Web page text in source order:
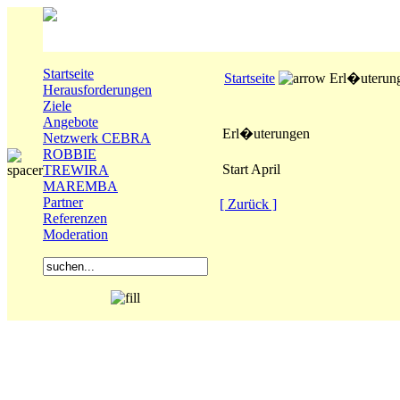
Startseite
Herausforderungen
Ziele
Angebote
Netzwerk CEBRA
ROBBIE
TREWIRA
MAREMBA
Partner
Referenzen
Moderation
Startseite
Erl�uterungen
Start April
[ Zurück ]